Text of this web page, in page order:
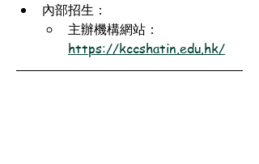
內部招生：
主辦機構網站：
https://kccshatin.edu.hk/